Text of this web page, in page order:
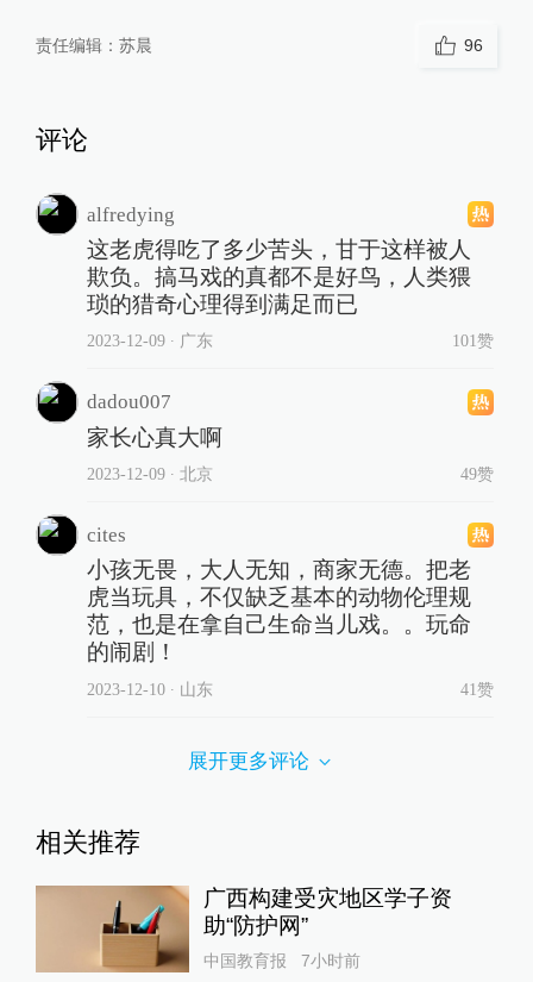
责任编辑： 苏晨 96
评论
alfredying
这老虎得吃了多少苦头，甘于这样被人
欺负。搞马戏的真都不是好鸟，人类猥
琐的猎奇心理得到满足而已
2023-12-09∙ 广东 101赞
dadou007
家长心真大啊
2023-12-09∙ 北京 49赞
cites
小孩无畏，大人无知，商家无德。把老
虎当玩具，不仅缺乏基本的动物伦理规
范，也是在拿自己生命当儿戏。。玩命
的闹剧！
2023-12-10∙ 山东 41赞
展开更多评论
相关推荐
广西构建受灾地区学子资
助“防护网”
中国教育报
7小时前